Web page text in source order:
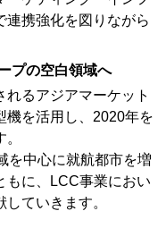
連携強化を図りながら
プの空白領域へ
れるアジアマーケット
機を活用し、2020年を
を中心に就航都市を増
もに、LCC事業におい
ていきます。